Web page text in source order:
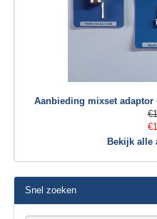
Aanbieding mixset
Bekijk alle
Snel zoeken